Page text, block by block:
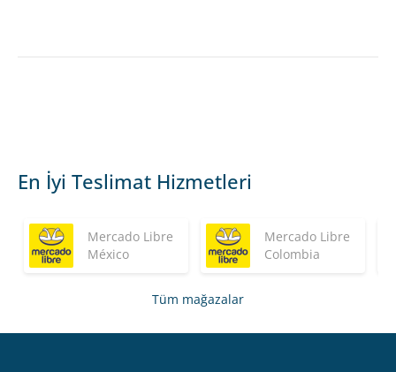
En İyi Teslimat Hizmetleri
Mercado Libre
México
Mercado Libre
Colombia
Tüm mağazalar